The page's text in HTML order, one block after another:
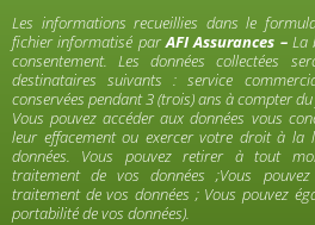
Les informations recueillies dans le
fichier informatisé parAFI Assurances – La
consentement. Les données collectées
destinataires suivants : service
conservées pendant 3 (trois) ans à compter
Vous pouvez accéder aux données vous
leur effacement ou exercer votre droit à la
données. Vous pouvez retirer à tout
traitement de vos données ;Vous
traitement de vos données ; Vous pouvez
portabilité de vos données).